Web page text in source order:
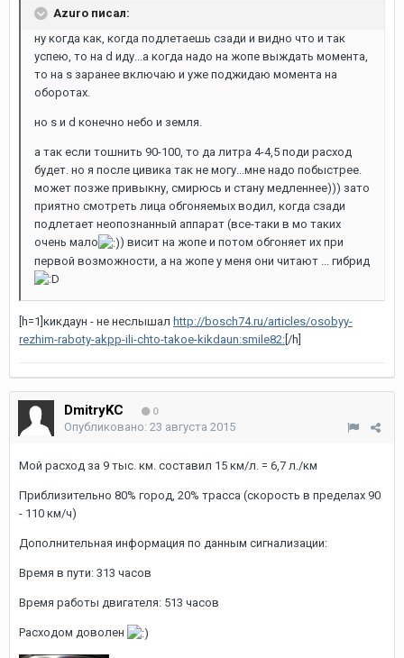
Azuro писал:
ну когда как, когда подлетаешь сзади и видно что и так
успею, то на d иду...а когда надо на жопе выждать момента,
то на s заранее включаю и уже поджидаю момента на
оборотах.
но s и d конечно небо и земля.
а так если тошнить 90-100, то да литра 4-4,5 поди расход
будет. но я после цивика так не могу...мне надо побыстрее.
может позже привыкну, смирюсь и стану медленнее))) зато
приятно смотреть лица обгоняемых водил, когда сзади
подлетает неопознанный аппарат (все-таки в мо таких
очень мало
) висит на жопе и потом обгоняет их при
первой возможности, а на жопе у меня они читают ... гибрид
[h=1]кикдаун - не неслышал http://bosch74.ru/articles/osobyy-
rezhim-raboty-akpp-ili-chto-takoe-kikdaun:smile82: [/h]
DmitryKC 0
Опубликовано: 23 августа 2015
Мой расход за 9 тыс. км. составил 15 км/л. = 6,7 л./км
Приблизительно 80% город, 20% трасса (скорость в пределах 90
- 110 км/ч)
Дополнительная информация по данным сигнализации:
Время в пути: 313 часов
Время работы двигателя: 513 часов
Расходом доволен